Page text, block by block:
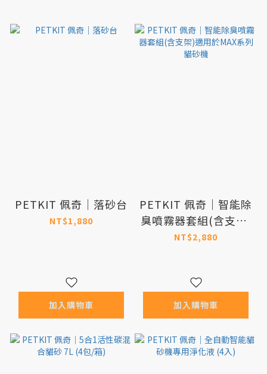
PETKIT 佩奇｜落砂台
NT$1,880
加入購物車
PETKIT 佩奇｜智能除
臭噴霧器套組(含支架)
適用於MAX系列貓砂
NT$2,880
加入購物車